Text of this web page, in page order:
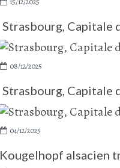
Strasbourg, Capitale
08/12/2025
Strasbourg, Capitale
04/12/2025
Kougelhopf alsacien